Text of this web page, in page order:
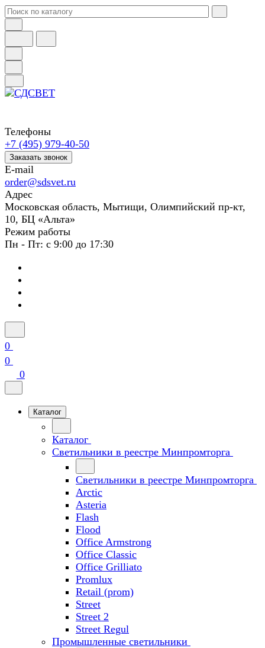
Телефоны
+7 (495) 979-40-50
Заказать звонок
E-mail
order@sdsvet.ru
Адрес
Московская область, Мытищи, Олимпийский пр-кт,
10, БЦ «Альта»
Режим работы
Пн - Пт: с 9:00 до 17:30
0
0
0
Каталог
Каталог
Светильники в реестре Минпромторга
Светильники в реестре Минпромторга
Arctic
Asteria
Flash
Flood
Office Armstrong
Office Classic
Office Grilliato
Promlux
Retail (prom)
Street
Street 2
Street Regul
Промышленные светильники